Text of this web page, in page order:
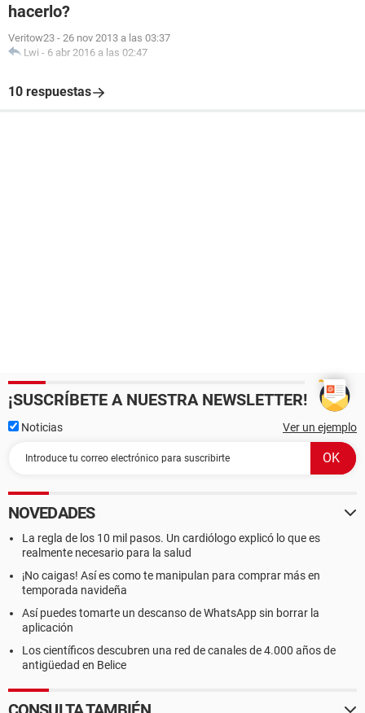
hacerlo?
Veritow23 - 26 nov 2013 a las 03:37
Lwi - 6 abr 2016 a las 02:47
10 respuestas
¡SUSCRÍBETE A NUESTRA NEWSLETTER!
Noticias Ver un ejemplo
NOVEDADES
La regla de los 10 mil pasos. Un cardiólogo explicó lo que es
realmente necesario para la salud
¡No caigas! Así es como te manipulan para comprar más en
temporada navideña
Así puedes tomarte un descanso de WhatsApp sin borrar la
aplicación
Los científicos descubren una red de canales de 4.000 años de
antigüedad en Belice